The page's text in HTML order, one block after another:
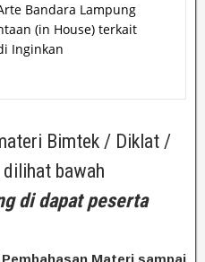
Bandara Lampung
(in House) terkait
Inginkan
Bimtek / Diklat /
bawah
di dapat peserta